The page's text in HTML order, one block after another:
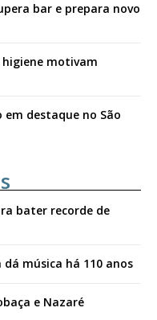
bar e prepara novo
higiene motivam
destaque no São
bater recorde de
música há 110 anos
e Nazaré